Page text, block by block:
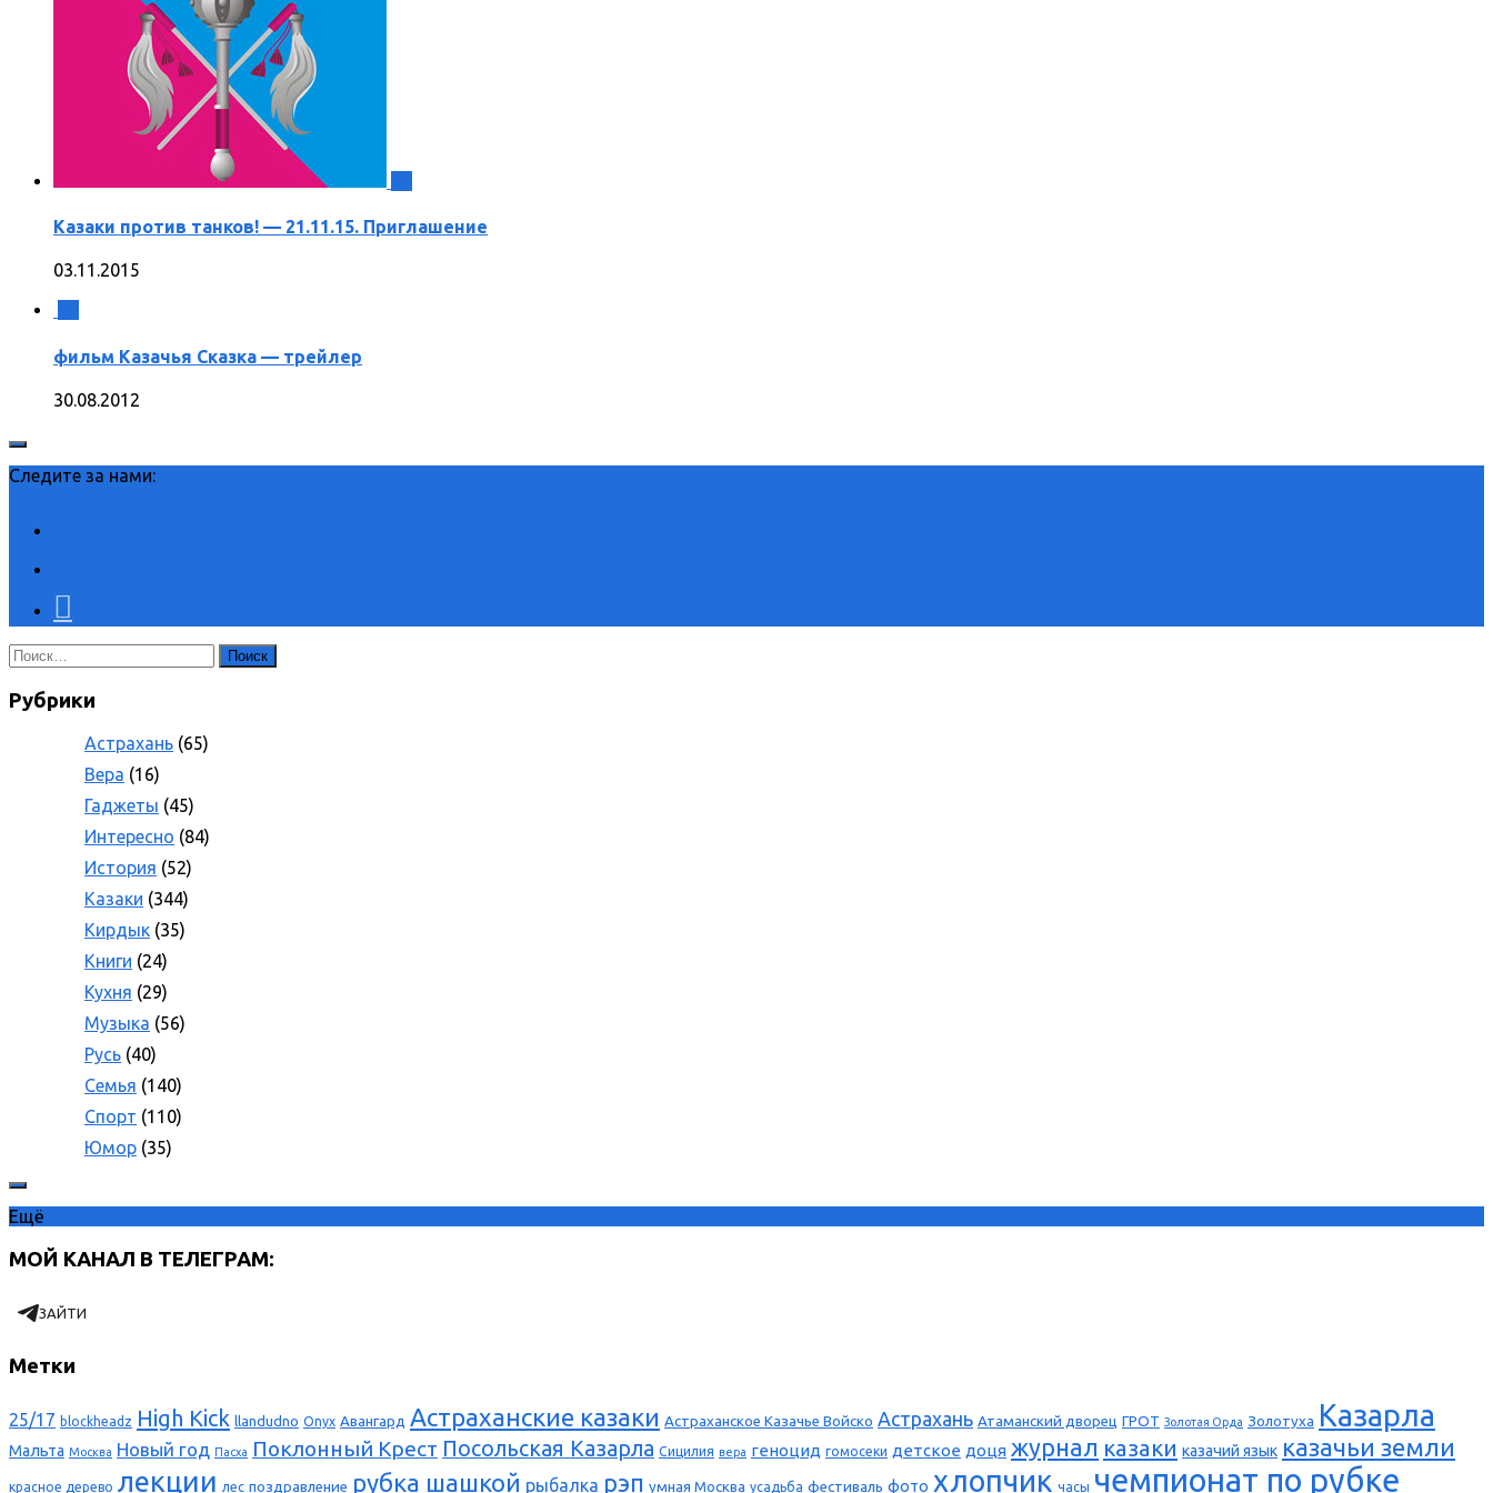
Казаки против танков! — 21.11.15. Приглашение
03.11.2015
фильм Казачья Сказка — трейлер
30.08.2012
Следите за нами:
Найти:
Рубрики
Астрахань (65)
Вера (16)
Гаджеты (45)
Интересно (84)
История (52)
Казаки (344)
Кирдык (35)
Книги (24)
Кухня (29)
Музыка (56)
Русь (40)
Семья (140)
Спорт (110)
Юмор (35)
Ещё
МОЙ КАНАЛ В ТЕЛЕГРАМ:
ЗАЙТИ
Метки
25/17 blockheadz High Kick llandudno Onyx Авангард Астраханские казаки Астраханское Казачье Войско Астрахань Атаманский дворец ГРОТ Золотая Орда Золотуха Казарла
Мальта Москва Новый год Пасха Поклонный Крест Посольская Казарла Сицилия вера геноцид гомосеки детское доця журнал казаки казачий язык казачьи земли
красное дерево лекции лес поздравление рубка шашкой рыбалка рэп умная Москва усадьба фестиваль фото хлопчик часы чемпионат по рубке